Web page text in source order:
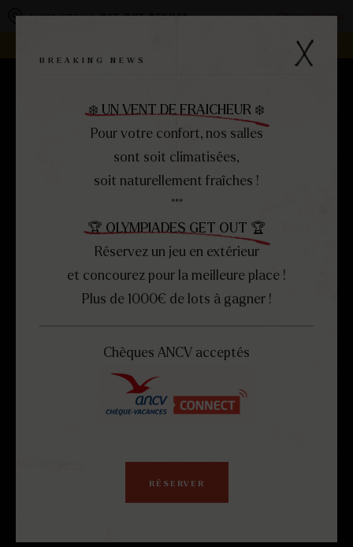
VOUS ÊTES ÀGET OUT RENNES Changer de centre
FERMER
BREAKING NEWS
❄️ UN VENT DE FRAICHEUR ❄️
Pour votre confort, nos salles
sont soit climatisées,
soit naturellement fraîches !
***
🏆 OLYMPIADES GET OUT 🏆
Réservez un jeu en extérieur
et concourez pour la meilleure place !
Plus de 1000€ de lots à gagner !
Chèques ANCV acceptés
RÉSERVER